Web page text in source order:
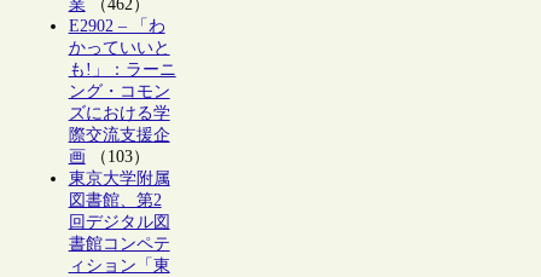
業（462）
E2902 – 「わ
かっていいと
も!」：ラーニ
ング・コモン
ズにおける学
際交流支援企
画 （103）
東京大学附属
図書館、第2
回デジタル図
書館コンペテ
ィション「東